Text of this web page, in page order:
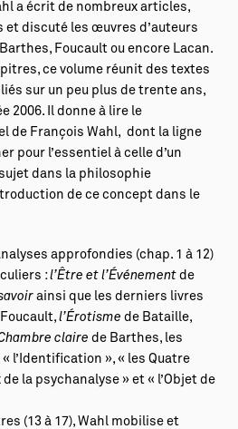
a écrit de nombreux articles,
et discuté les œuvres d’auteurs
Foucault ou encore Lacan.
ce volume réunit des textes
sur un peu plus de trente ans,
2006. Il donne à lire le
de François Wahl, dont la ligne
pour l’essentiel à celle d’un
dans la philosophie
de ce concept dans le
approfondies (chap. 1 à 12)
:l’Être et l’Événement de
ainsi que les derniers livres
l’Érotisme de Bataille,
claire de Barthes, les
l’Identification », « les Quatre
la psychanalyse » et « l’Objet de
(13 à 17), Wahl mobilise et